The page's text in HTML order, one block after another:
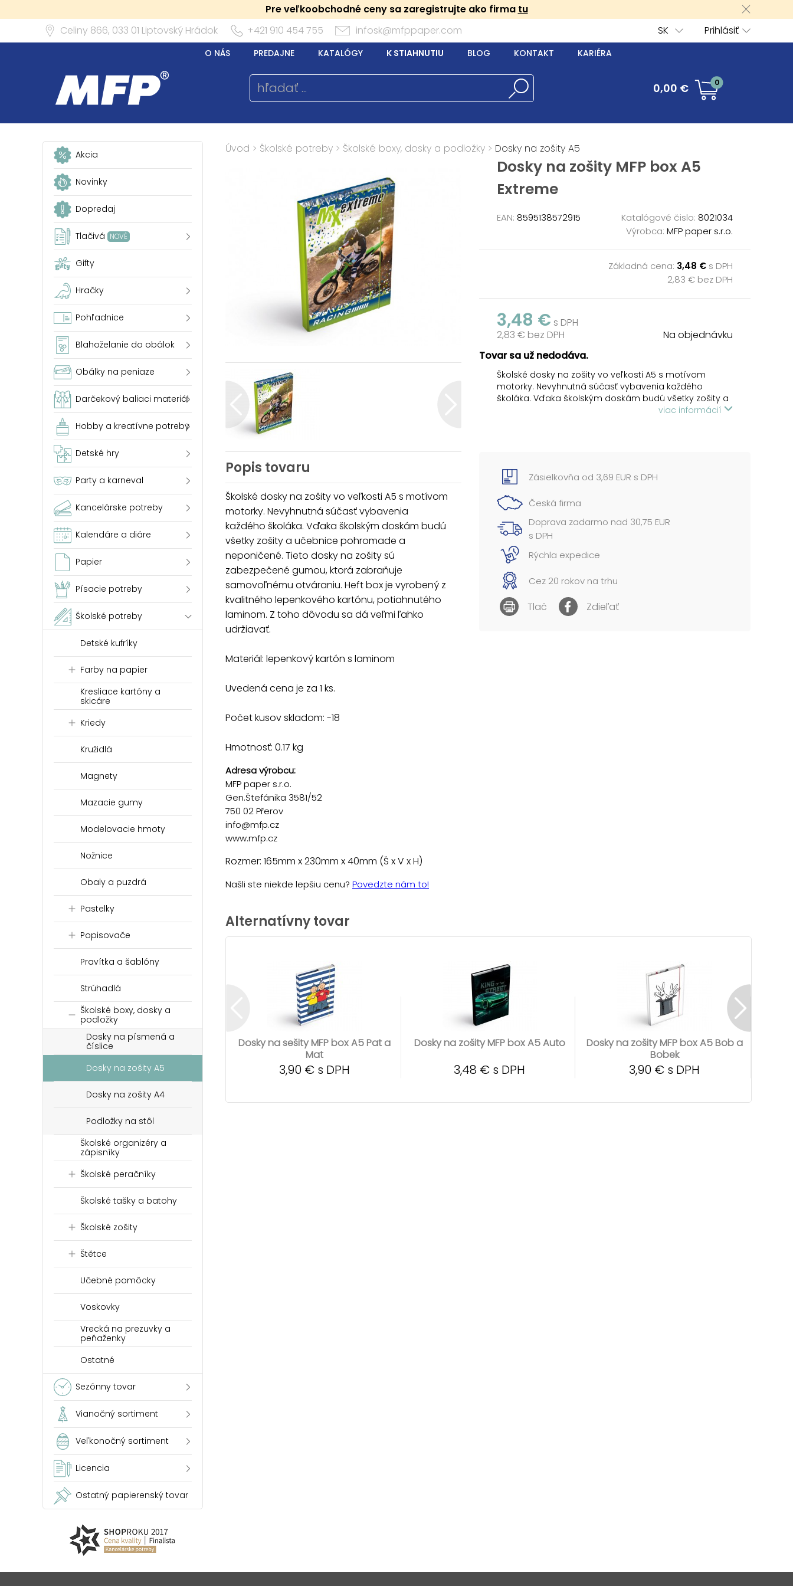
Pre veľkoobchodné ceny sa zaregistrujte ako firma tu
Celiny 866, 033 01 Liptovský Hrádok +421 910 454 755 infosk@mfppaper.com Prihlásiť
SK
O NÁS PREDAJNE KATALÓGY K STIAHNUTIU BLOG KONTAKT KARIÉRA
0,00 € 0
Akcia
Novinky
Dopredaj
Tlačivá NOVÉ
Gifty
Hračky
Pohľadnice
Blahoželanie do obálok
Obálky na peniaze
Darčekový baliaci materiál
Hobby a kreatívne potreby
Detské hry
Party a karneval
Kancelárske potreby
Kalendáre a diáre
Papier
Písacie potreby
Školské potreby
Detské kufríky
Farby na papier
Kresliace kartóny a
skicáre
Kriedy
Kružidlá
Magnety
Mazacie gumy
Modelovacie hmoty
Nožnice
Obaly a puzdrá
Pastelky
Popisovače
Pravítka a šablóny
Strúhadlá
Školské boxy, dosky a
podložky
Dosky na písmená a
číslice
Dosky na zošity A5
Dosky na zošity A4
Podložky na stôl
Školské organizéry a
zápisníky
Školské peračníky
Školské tašky a batohy
Školské zošity
Štětce
Učebné pomôcky
Voskovky
Vrecká na prezuvky a
peňaženky
Ostatné
Sezónny tovar
Vianočný sortiment
Veľkonočný sortiment
Licencia
Ostatný papierenský tovar
Úvod > Školské potreby > Školské boxy, dosky a podložky > Dosky na zošity A5
Dosky na zošity MFP box A5
Extreme
EAN: 8595138572915 Katalógové čislo: 8021034
Výrobca: MFP paper s.r.o.
Základná cena: 3,48 € s DPH
2,83 € bez DPH
3,48 € s DPH
2,83 € bez DPH
Na objednávku
Tovar sa už nedodáva.
Školské dosky na zošity vo veľkosti A5 s motívom
motorky. Nevyhnutná súčasť vybavenia každého
školáka. Vďaka školským doskám budú všetky zošity a
učebnice pohromade a neponičené. Tieto dosky na
Materiál: lepenkový kartón s laminom
Uvedená cena je za 1 ks....
viac informácií
Popis tovaru
Školské dosky na zošity vo veľkosti A5 s motívom
motorky. Nevyhnutná súčasť vybavenia
každého školáka. Vďaka školským doskám budú
všetky zošity a učebnice pohromade a
neponičené. Tieto dosky na zošity sú
zabezpečené gumou, ktorá zabraňuje
samovoľnému otváraniu. Heft box je vyrobený z
kvalitného lepenkového kartónu, potiahnutého
laminom. Z toho dôvodu sa dá veľmi ľahko
udržiavať.
Materiál: lepenkový kartón s laminom
Uvedená cena je za 1 ks.
Počet kusov skladom: -18
Hmotnosť: 0.17 kg
Adresa výrobcu:
MFP paper s.r.o.
Gen.Štefánika 3581/52
750 02 Přerov
info@mfp.cz
www.mfp.cz
Rozmer: 165mm x 230mm x 40mm (Š x V x H)
Našli ste niekde lepšiu cenu? Povedzte nám to!
Zásielkovňa od 3,69 EUR s DPH
Česká firma
Doprava zadarmo nad 30,75 EUR
s DPH
Rýchla expedice
Cez 20 rokov na trhu
Tlač Zdieľať
Alternatívny tovar
Dosky na sešity MFP box A5 Pat a
Mat
3,90 € s DPH
Dosky na zošity MFP box A5 Auto
3,48 € s DPH
Dosky na zošity MFP box A5 Bob a
Bobek
3,90 € s DPH